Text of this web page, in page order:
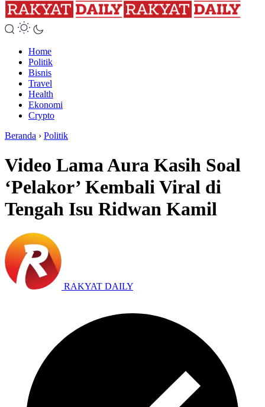
Home
Politik
Bisnis
Travel
Health
Ekonomi
Crypto
Beranda › Politik
Video Lama Aura Kasih Soal
‘Pelakor’ Kembali Viral di
Tengah Isu Ridwan Kamil
RAKYAT DAILY